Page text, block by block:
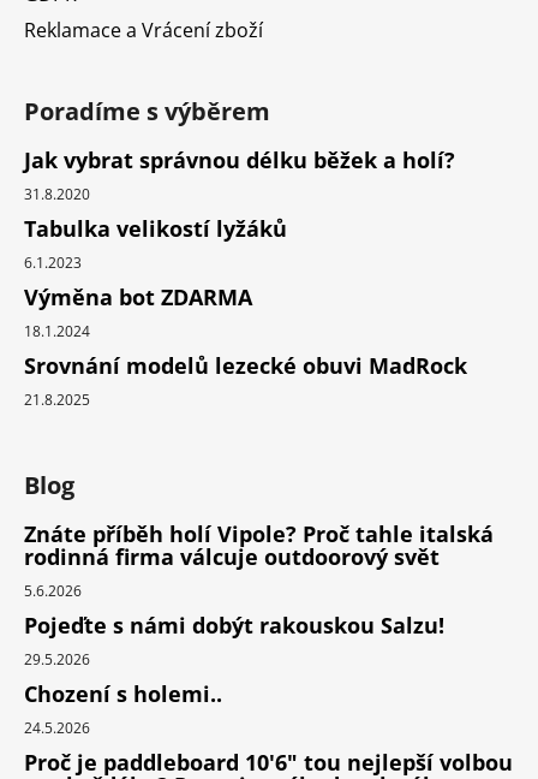
Reklamace a Vrácení zboží
Poradíme s výběrem
Jak vybrat správnou délku běžek a holí?
31.8.2020
Tabulka velikostí lyžáků
6.1.2023
Výměna bot ZDARMA
18.1.2024
Srovnání modelů lezecké obuvi MadRock
21.8.2025
Blog
Znáte příběh holí Vipole? Proč tahle italská
rodinná firma válcuje outdoorový svět
5.6.2026
Pojeďte s námi dobýt rakouskou Salzu!
29.5.2026
Chození s holemi..
24.5.2026
Proč je paddleboard 10'6" tou nejlepší volbou